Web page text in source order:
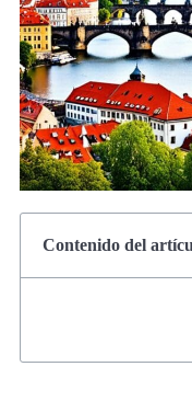
Contenido del